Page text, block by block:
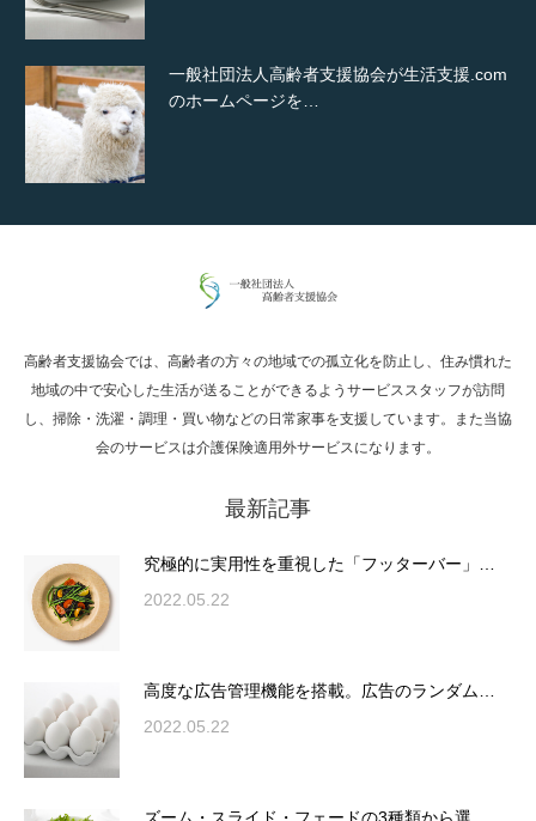
一般社団法人高齢者支援協会が生活支援.com
のホームページを…
通常投稿
Hello world!
究極的に実用性を重視した「フッターバー」
表示やショートコード…
ズーム・スライド・フェードの3種類から選
高齢者支援協会では、高齢者の方々の地域での孤立化を防止し、住み慣れた
地域の中で安心した生活が送ることができるようサービススタッフが訪問
し、掃除・洗濯・調理・買い物などの日常家事を支援しています。また当協
会のサービスは介護保険適用外サービスになります。
最新記事
究極的に実用性を重視した「フッターバー」…
2022.05.22
高度な広告管理機能を搭載。広告のランダム…
2022.05.22